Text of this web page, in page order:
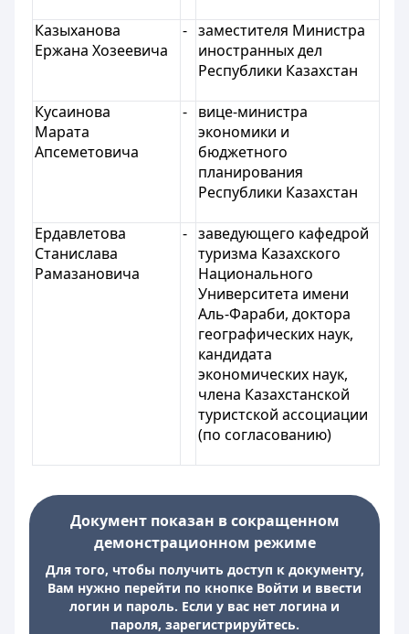
Казыханова
Ержана Хозеевича
- заместителя Министра
иностранных дел
Республики Казахстан
Кусаинова
Марата
Апсеметовича
- вице-министра
экономики и
бюджетного
планирования
Республики Казахстан
Ердавлетова
Станислава
Рамазановича
- заведующего кафедрой
туризма Казахского
Национального
Университета имени
Аль-Фараби, доктора
географических наук,
кандидата
экономических наук,
члена Казахстанской
туристской ассоциации
(по согласованию)
Документ показан в сокращенном
демонстрационном режиме
Для того, чтобы получить доступ к документу,
Вам нужно перейти по кнопке Войти и ввести
логин и пароль. Если у вас нет логина и
пароля, зарегистрируйтесь.